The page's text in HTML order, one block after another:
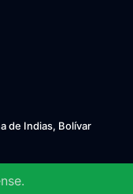
de Indias, Bolívar